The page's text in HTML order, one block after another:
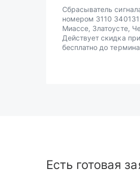
Сбрасыватель
номером 3110
Миассе, Златоусте,
Действует скидка
бесплатно до
Есть готовая